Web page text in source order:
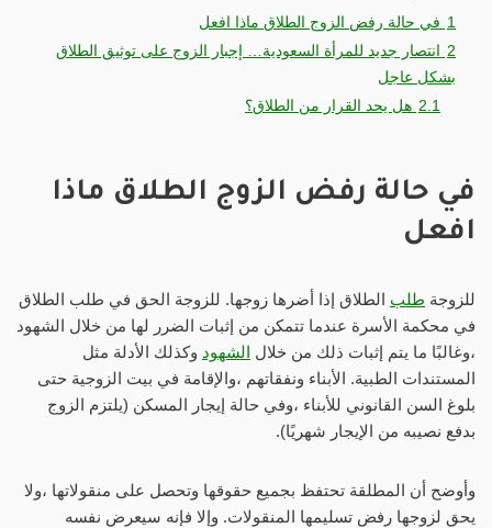
1 في حالة رفض الزوج الطلاق ماذا افعل
2
انتصار جديد للمرأة السعودية… إجبار الزوج على توثيق الطلاق
بشكل عاجل
2.1 هل يحد القرار من الطلاق؟
في حالة رفض الزوج الطلاق ماذا
افعل
للزوجة طلب الطلاق إذا أضرها زوجها. للزوجة الحق في طلب الطلاق
في محكمة الأسرة عندما تتمكن من إثبات الضرر لها من خلال الشهود
،وغالبًا ما يتم إثبات ذلك من خلال الشهود وكذلك الأدلة مثل
المستندات الطبية. الأبناء ونفقاتهم ،والإقامة في بيت الزوجية حتى
بلوغ السن القانوني للأبناء ،وفي حالة إيجار المسكن (يلتزم الزوج
بدفع نصيبه من الإيجار شهريًا).
وأوضح أن المطلقة تحتفظ بجميع حقوقها وتحصل على منقولاتها ،ولا
يحق لزوجها رفض تسليمها المنقولات. وإلا فإنه سيعرض نفسه